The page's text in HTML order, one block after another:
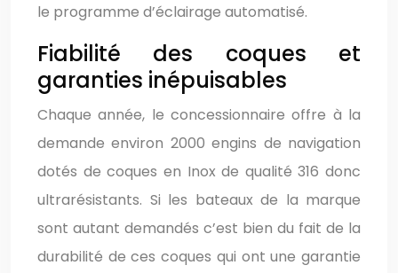
le programme d’éclairage automatisé.
Fiabilité des coques et
garanties inépuisables
Chaque année, le concessionnaire offre à la
demande environ 2000 engins de navigation
dotés de coques en Inox de qualité 316 donc
ultrarésistants. Si les bateaux de la marque
sont autant demandés c’est bien du fait de la
durabilité de ces coques qui ont une garantie